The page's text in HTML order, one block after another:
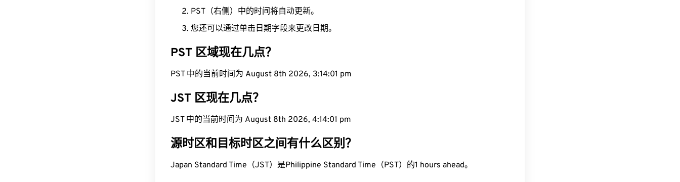
PST（右侧）中的时间将自动更新。
您还可以通过单击日期字段来更改日期。
PST 区域现在几点？
PST 中的当前时间为 August 8th 2026, 3:14:02 pm
JST 区现在几点？
JST 中的当前时间为 August 8th 2026, 4:14:02 pm
源时区和目标时区之间有什么区别？
Japan Standard Time（JST）是Philippine Standard Time（PST）的1 hours ahead。